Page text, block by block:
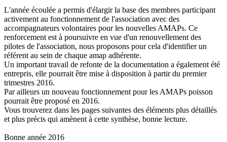
L'année écoulée a permis d'élargir la base des membres participant
activement au fonctionnement de l'association avec des
accompagnateurs volontaires pour les nouvelles AMAPs. Ce
renforcement est à poursuivre en vue d'un renouvellement des
pilotes de l'association, nous proposons pour cela d'identifier un
référent au sein de chaque amap adhérente.
Un important travail de refonte de la documentation a également été
entrepris, elle pourrait être mise à disposition à partir du premier
trimestres 2016.
Par ailleurs un nouveau fonctionnement pour les AMAPs poisson
pourrait être proposé en 2016.
Vous trouverez dans les pages suivantes des éléments plus détaillés
et plus précis qui amènent à cette synthèse, bonne lecture.
Bonne année 2016